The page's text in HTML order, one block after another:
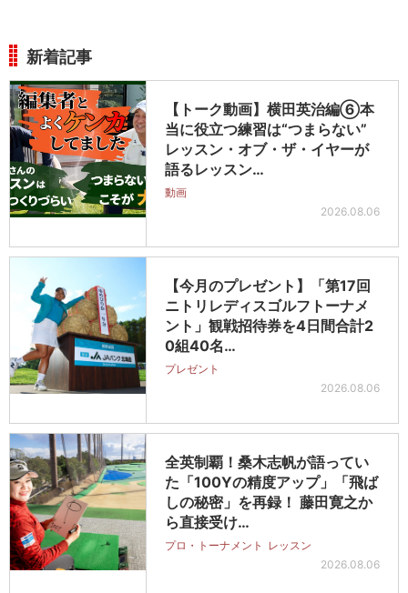
新着記事
【トーク動画】横田英治編⑥本
当に役立つ練習は“つまらない”
レッスン・オブ・ザ・イヤーが
語るレッスン…
動画
2026.08.06
【今月のプレゼント】「第17回
ニトリレディスゴルフトーナメ
ント」観戦招待券を4日間合計2
0組40名…
プレゼント
2026.08.06
全英制覇！桑木志帆が語ってい
た「100Yの精度アップ」「飛ば
しの秘密」を再録！ 藤田寛之か
ら直接受け…
プロ・トーナメント レッスン
2026.08.06